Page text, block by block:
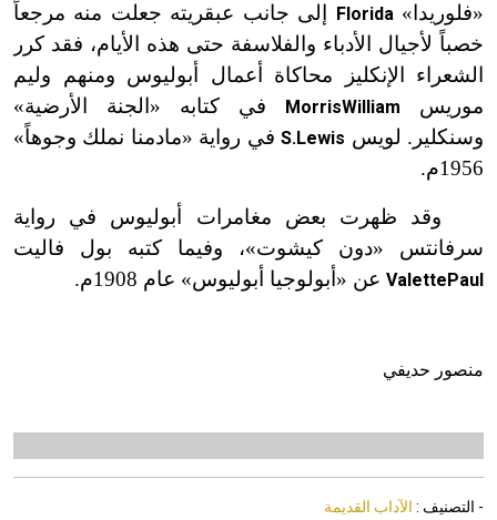
«فلوريدا» Florida
إلى جانب عبقريته جعلت منه مرجعاً
خصباً لأجيال الأدباء والفلاسفة حتى هذه الأيام، فقد كرر
الشعراء الإنكليز محاكاة أعمال أبوليوس ومنهم وليم
موريس
William
Morris
في كتابه «الجنة الأرضية»
وسنكلير . لويس S.Lewisفي رواية «مادمنا نملك وجوهاً»
1956م.
وقد ظهرت بعض مغامرات أبوليوس في رواية
سرفانتس «دون كيشوت»، وفيما كتبه بول فاليت
Paul
Valette عن «أبولوجيا أبوليوس» عام 1908م.
منصور حديفي
- التصنيف : الآداب القديمة